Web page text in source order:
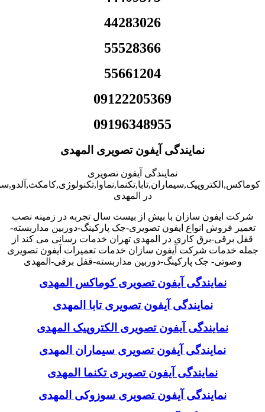
44283026
55528366
55661204
09122205369
09196348955
نمایندگی آیفون تصویری المهدی
نمایندگی آیفون تصویری
در المهدی
شرکت ایفون سازان با بیش از بیست سال تجربه در زمینه نصب
تعمیر فروش انواع ایفون تصویری-جک پارکینگ-دوربین مداربسته-
قفل برقی-برق کاری در المهدی تهران خدمات رسانی می کند از
جمله خدمات شرکت آیفون سازان خدمات تعمیرات آیفون تصویری
وصوتی- جک پارکینگ-دوربین مداربسته-قفل برقی-المهدی
نمایندگی آیفون تصویری کوماکس المهدی
نمایندگی آیفون تصویری تابا المهدی
نمایندگی آیفون تصویری الکتروپیک المهدی
نمایندگی آیفون تصویری سیماران المهدی
نمایندگی آیفون تصویری تکنما المهدی
نمایندگی آیفون تصویری سوزوکی المهدی